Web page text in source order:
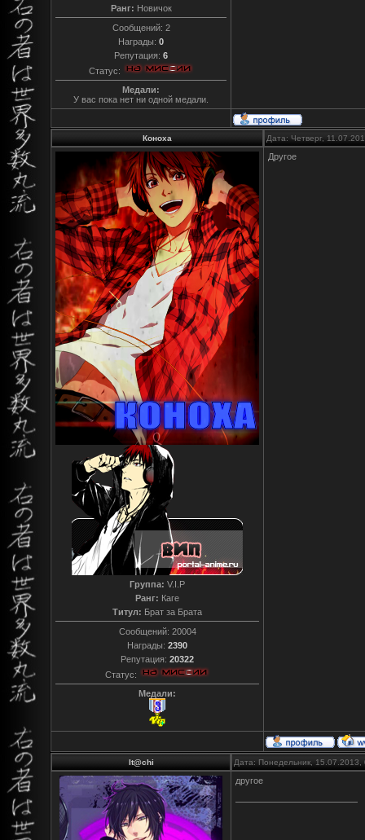
Ранг: Новичок
Сообщений: 2
Награды: 0
Репутация: 6
Статус:
Медали:
У вас пока нет ни одной медали.
Коноха Дата: Четверг,
Группа: V.I.P
Ранг: Каге
Титул: Брат за Брата
Сообщений: 20004
Награды: 2390
Репутация: 20322
Статус:
Медали:
Другое
It@chi Дата: Понедельник,
другое